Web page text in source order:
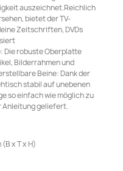
auszeichnet.Reichlich
bietet der TV-
Zeitschriften, DVDs
Die robuste Oberplatte
Bilderrahmen und
Beine: Dank der
stabil auf unebenen
so einfach wie möglich zu
Anleitung geliefert.
x T x H)